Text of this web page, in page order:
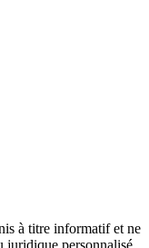
à titre informatif et ne
juridique personnalisé.